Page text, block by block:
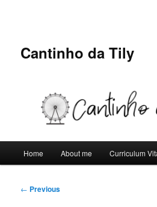
Cantinho da Tily
Home About me Curriculum
Post
← Previous